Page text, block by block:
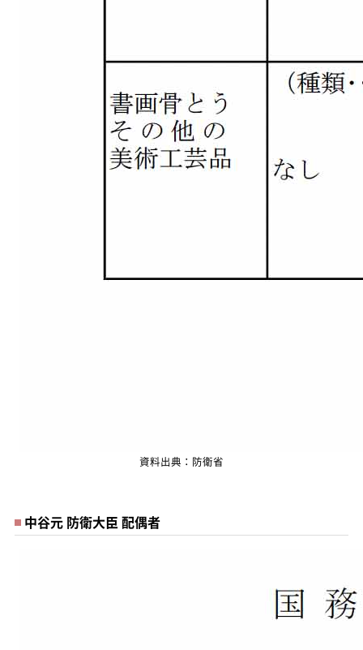
資料出典：防衛省
中谷元 防衛大臣 配偶者